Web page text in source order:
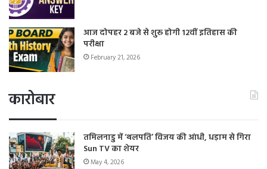
आज दोपहर 2 बजे से शुरू होगी 12वीं इतिहास की
परीक्षा
February 21, 2026
कारोबार
तमिलनाडु में ‘थलपति’ विजय की आंधी, धड़ाम से गिरा
Sun TV का शेयर
May 4, 2026